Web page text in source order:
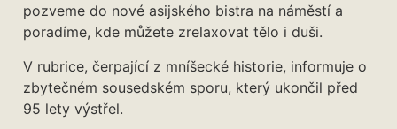
pozveme do nové asijského bistra na náměstí a
poradíme, kde můžete zrelaxovat tělo i duši.
V rubrice, čerpající z mníšecké historie, informuje o
zbytečném sousedském sporu, který ukončil před
95 lety výstřel.